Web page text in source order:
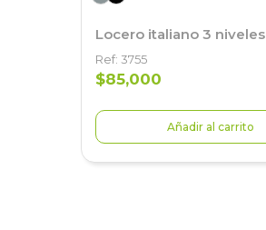
Locero italiano 3 niveles
Ref: 3755
$85,000
Añadir al carrito